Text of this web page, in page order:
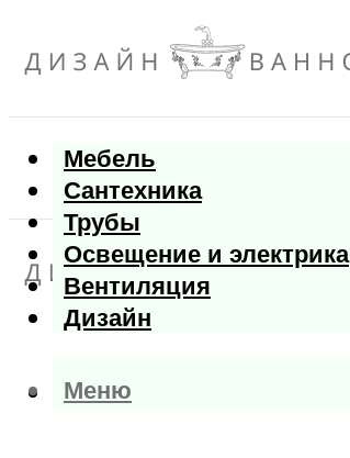
Мебель
Сантехника
Трубы
Освещение и электрика
Вентиляция
Дизайн
Меню
Меню